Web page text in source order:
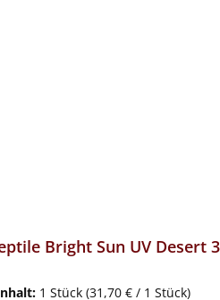
Bright Sun UV Desert
1 Stück (31,70 € / 1 Stück)